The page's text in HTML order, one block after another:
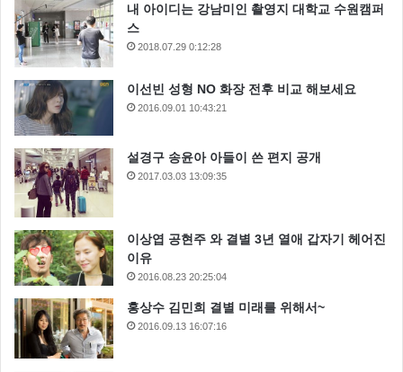
내 아이디는 강남미인 촬영지 대학교 수원캠퍼
스
2018.07.29 0:12:28
이선빈 성형 NO 화장 전후 비교 해보세요
2016.09.01 10:43:21
설경구 송윤아 아들이 쓴 편지 공개
2017.03.03 13:09:35
이상엽 공현주 와 결별 3년 열애 갑자기 헤어진
이유
2016.08.23 20:25:04
홍상수 김민희 결별 미래를 위해서~
2016.09.13 16:07:16